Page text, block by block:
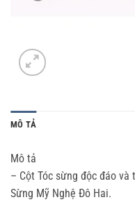
MÔ TẢ
Mô tả
– Cột Tóc sừng độc đáo
Sừng Mỹ Nghệ Đô Hai.